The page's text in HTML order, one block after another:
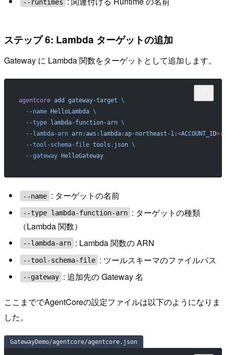
--runtimes
ステップ 6: Lambda ターゲットの追加
Gateway に Lambda 関数をターゲットとして追加します。
agentcore add gateway-target \
  --name
HelloLambda \
  --type
lambda-function-arn \
  --lambda-arn
arn:aws:lambda:ap-northeast-1:<ACCOUNT_I D>
  --tool-schema-file
tools.json \
  --gateway
HelloGateway
--name : ターゲットの名前
--type lambda-function-arn : ターゲットの種類
（Lambda 関数）
--lambda-arn : Lambda 関数の ARN
--tool-schema-file : ツールスキーマのファイルパス
--gateway : 追加先の Gateway 名
ここまででAgentCoreの設定ファイルは以下のようになりま
した。
GatewayDemo/agentcore/agentcore.json